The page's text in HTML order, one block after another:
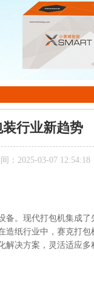
行业新趋势
：2025-03-07 12:54:18
。现代打包机集成
纸行业中，赛克打
决方案，灵活适应